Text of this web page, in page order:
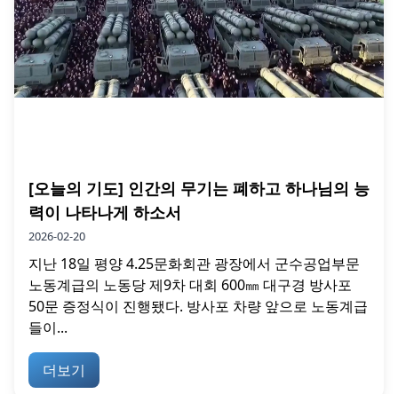
[오늘의 기도] 인간의 무기는 폐하고 하나님의 능
력이 나타나게 하소서
2026-02-20
지난 18일 평양 4.25문화회관 광장에서 군수공업부문
노동계급의 노동당 제9차 대회 600㎜ 대구경 방사포
50문 증정식이 진행됐다. 방사포 차량 앞으로 노동계급
들이...
더보기